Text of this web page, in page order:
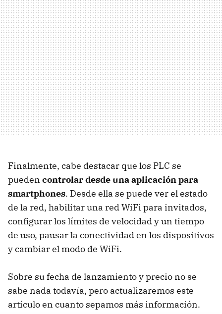
Finalmente, cabe destacar que los PLC se
pueden controlar desde una aplicación para
smartphones. Desde ella se puede ver el estado
de la red, habilitar una red WiFi para invitados,
configurar los límites de velocidad y un tiempo
de uso, pausar la conectividad en los dispositivos
y cambiar el modo de WiFi.
Sobre su fecha de lanzamiento y precio no se
sabe nada todavía, pero actualizaremos este
artículo en cuanto sepamos más información.